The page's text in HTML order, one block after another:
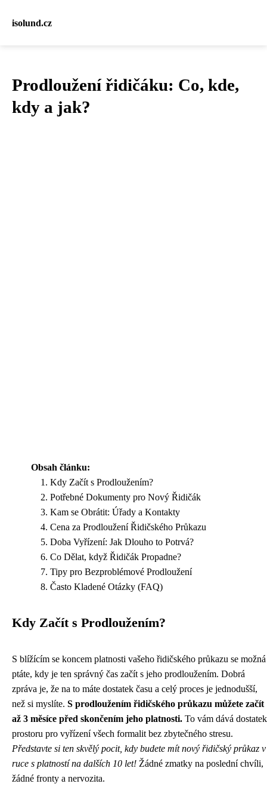
isolund.cz
Prodloužení řidičáku: Co, kde,
kdy a jak?
Obsah článku:
Kdy Začít s Prodloužením?
Potřebné Dokumenty pro Nový Řidičák
Kam se Obrátit: Úřady a Kontakty
Cena za Prodloužení Řidičského Průkazu
Doba Vyřízení: Jak Dlouho to Potrvá?
Co Dělat, když Řidičák Propadne?
Tipy pro Bezproblémové Prodloužení
Často Kladené Otázky (FAQ)
Kdy Začít s Prodloužením?
S blížícím se koncem platnosti vašeho řidičského průkazu se možná
ptáte, kdy je ten správný čas začít s jeho prodloužením. Dobrá
zpráva je, že na to máte dostatek času a celý proces je jednodušší,
než si myslíte. S prodloužením řidičského průkazu můžete začít
až 3 měsíce před skončením jeho platnosti. To vám dává dostatek
prostoru pro vyřízení všech formalit bez zbytečného stresu.
Představte si ten skvělý pocit, kdy budete mít nový řidičský průkaz v
ruce s platností na dalších 10 let! Žádné zmatky na poslední chvíli,
žádné fronty a nervozita.